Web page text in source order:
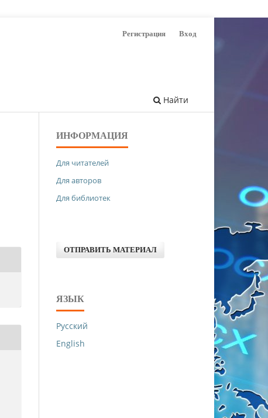
Найти
Регистрация Вход
ИНФОРМАЦИЯ
Для читателей
Для авторов
Для библиотек
ОТПРАВИТЬ МАТЕРИАЛ
ЯЗЫК
Русский
English